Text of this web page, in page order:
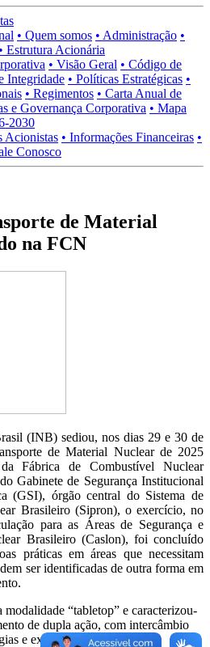
• Quem somos • Administração •
• Estrutura Acionária
• Visão Geral • Código de
Integridade • Políticas Estratégicas •
• Regimentos • Carta Anual de
e Governança Corporativa • Mapa
2030
Acionistas • Informações Financeiras •
Conosco
de Material
na FCN
(INB) sediou, nos dias 29 e 30 de
de Material Nuclear de 2025
Fábrica de Combustível Nuclear
Gabinete de Segurança Institucional
(GSI), órgão central do Sistema de
Brasileiro (Sipron), o exercício, no
para as Áreas de Segurança e
Brasileiro (Caslon), foi concluído
práticas em áreas que necessitam
ser identificadas de outra forma em
“tabletop” e caracterizou-
de dupla ação, com intercâmbio
e experiências entre os